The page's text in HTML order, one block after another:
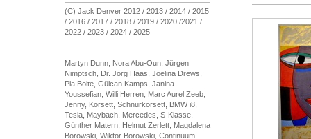
(C) Jack Denver 2012 / 2013 / 2014 / 2015
/ 2016 / 2017 / 2018 / 2019 / 2020 /2021 /
2022 / 2023 / 2024 / 2025
Martyn Dunn, Nora Abu-Oun, Jürgen
Nimptsch, Dr. Jörg Haas, Joelina Drews,
Pia Bolte, Gülcan Kamps, Janina
Youssefian, Willi Herren, Marc Aurel Zeeb,
Jenny, Korsett, Schnürkorsett, BMW i8,
Tesla, Maybach, Mercedes, S-Klasse,
Günther Matern, Helmut Zerlett, Magdalena
Borowski, Wiktor Borowski, Continuum